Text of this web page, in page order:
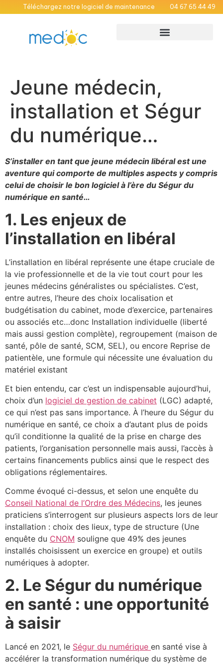
Téléchargez notre logiciel de maintenance 04 67 65 44 49
Jeune médecin,
installation et Ségur
du numérique…
S’installer en tant que jeune médecin libéral est une
aventure qui comporte de multiples aspects y compris
celui de choisir le bon logiciel à l’ère du Ségur du
numérique en santé…
1. Les enjeux de
l’installation en libéral
L’installation en libéral représente une étape cruciale de
la vie professionnelle et de la vie tout court pour les
jeunes médecins généralistes ou spécialistes. C’est,
entre autres, l’heure des choix localisation et
budgétisation du cabinet, mode d’exercice, partenaires
ou associés etc…donc Installation individuelle (liberté
mais aussi gestion complète), regroupement (maison de
santé, pôle de santé, SCM, SEL), ou encore Reprise de
patientèle, une formule qui nécessite une évaluation du
matériel existant
Et bien entendu, car c’est un indispensable aujourd’hui,
choix d’un logiciel de gestion de cabinet (LGC) adapté,
ce qui n’est pas sans importance. À l’heure du Ségur du
numérique en santé, ce choix a d’autant plus de poids
qu’il conditionne la qualité de la prise en charge des
patients, l’organisation personnelle mais aussi, l’accès à
certains financements publics ainsi que le respect des
obligations réglementaires.
Comme évoqué ci-dessus, et selon une enquête du
Conseil National de l’Ordre des Médecins, les jeunes
praticiens s’interrogent sur plusieurs aspects lors de leur
installation : choix des lieux, type de structure (Une
enquête du CNOM souligne que 49% des jeunes
installés choisissent un exercice en groupe) et outils
numériques à adopter.
2. Le Ségur du numérique
en santé : une opportunité
à saisir
Lancé en 2021, le Ségur du numérique en santé vise à
accélérer la transformation numérique du système de